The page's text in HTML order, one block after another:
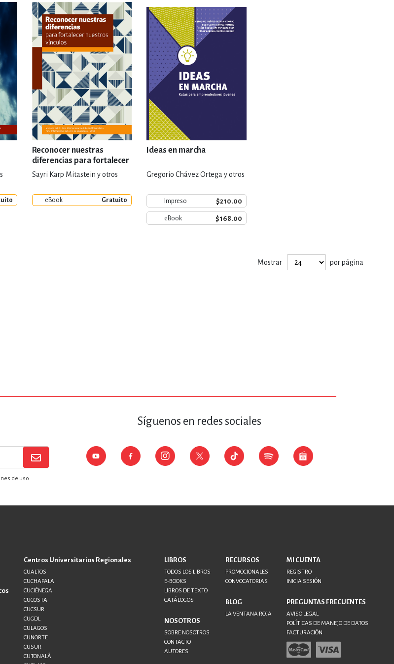
DE OCIO AL AIRE LIBRE DERECHO
EMPRESA Y GESTIÓN
Y OCIO FICCIÓN Y TEMAS AFINES
HISTORIA Y ARQUEOLOGÍA
DIDÁCTICOS LENGUAJE Y LINGÜÍSTICA
MEDICINA, ENFERMERÍA, VETERINARIA
DE CÓMICS, DIBUJOS ANIMADOS
INGENIERÍA, AGRICULTURA
Reconocer nuestras
diferencias para fortalecer
nuestros vínculos
Sayri Karp Mitastein y otros
eBook Gratuito
Ideas en marcha
Gregorio Chávez Ortega y otros
Impreso $210.00
eBook $168.00
Mostrar por página
de uso
Síguenos en redes sociales
Centros Universitarios Regionales
CUALTOS
CUCHAPALA
CUCIÉNEGA
CUCOSTA
CUCSUR
CUGDL
CULAGOS
CUNORTE
CUSUR
CUTONALÁ
LIBROS
TODOS LOS LIBROS
E-BOOKS
LIBROS DE TEXTO
CATÁLOGOS
NOSOTROS
SOBRE NOSOTROS
CONTACTO
AUTORES
RECURSOS
PROMOCIONALES
CONVOCATORIAS
BLOG
LA VENTANA ROJA
MI CUENTA
REGISTRO
INICIA SESIÓN
PREGUNTAS FRECUENTES
AVISO LEGAL
POLÍTICAS DE MANEJO DE DATOS
FACTURACIÓN